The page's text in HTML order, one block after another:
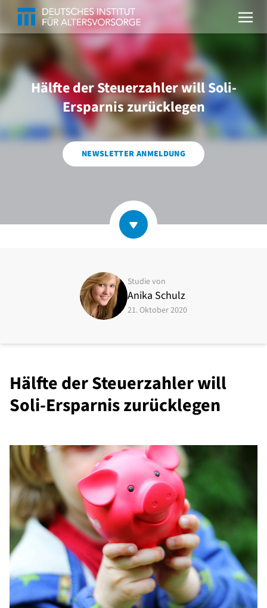
Hälfte der Steuerzahler will Soli-
Ersparnis zurücklegen
NEWSLETTER ANMELDUNG
Studie von
Anika Schulz
21. Oktober 2020
Hälfte der Steuerzahler will
Soli-Ersparnis zurücklegen